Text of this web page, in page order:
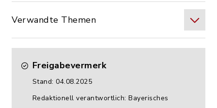
Verwandte Themen
Freigabevermerk
Stand: 04.08.2025
Redaktionell verantwortlich: Bayerisches